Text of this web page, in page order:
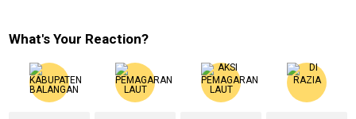
What's Your Reaction?